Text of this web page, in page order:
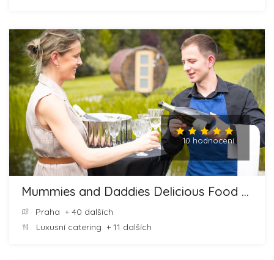
10 hodnocení
Mummies and Daddies Delicious Food and Cheesecakes
Praha + 40 dalších
Luxusní catering + 11 dalších